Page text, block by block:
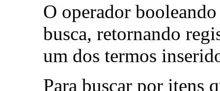
O operador
busca, retornando
um dos termos
Para buscar por itens